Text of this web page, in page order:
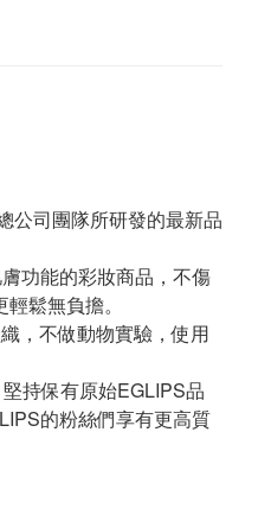
公司團隊所研發的最新品
功能的彩妝商品，不傷
鬆無負擔。
，不做動物實驗，使用
持保有原始EGLIPS品
的粉絲們享有更高質